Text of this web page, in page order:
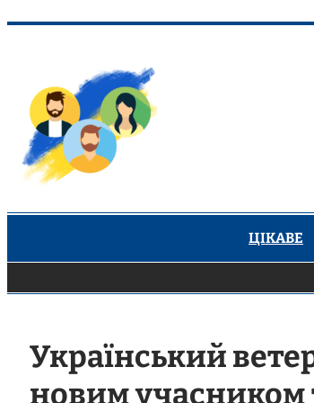
вмісту
ЦІКАВЕ
Український
новим учасником